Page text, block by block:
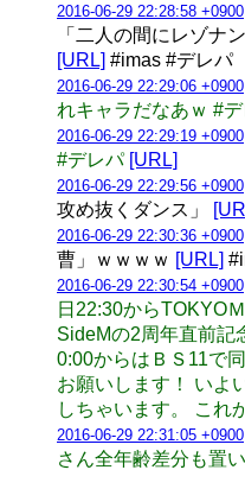
2016-06-29 22:28:58 +0900
「二人の間にレゾナ
[URL] #imas #デレパ
2016-06-29 22:29:06 +0900
れキャラだなあｗ #
2016-06-29 22:29:19 +0900
#デレパ [URL]
2016-06-29 22:29:56 +0900
攻め抜くダンス」
2016-06-29 22:30:36 +0900
曹」ｗｗｗｗ [URL]
2016-06-29 22:30:54 +0900
日22:30からTOKYO
SideMの2周年直前記
0:00からはＢＳ11で
お願いします！ いよ
しちゃいます。 これ
2016-06-29 22:31:05 +0900
さん全年齢差分も置